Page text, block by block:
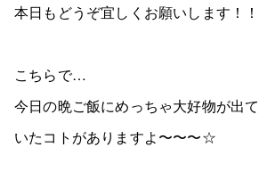
本日もどうぞ宜しくお願いします！！
こちらで…
今日の晩ご飯にめっちゃ大好物が出
いたコトがありますよ〜〜〜☆